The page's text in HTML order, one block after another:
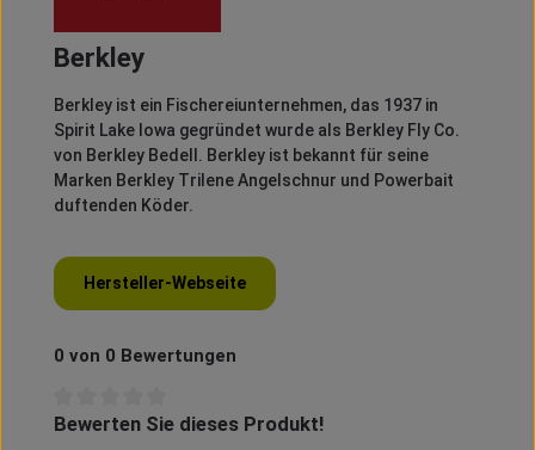
Berkley
Berkleyist ein Fischereiunternehmen, das 1937 in
Spirit Lake Iowa gegründet wurde als Berkley FlyCo.
von Berkley Bedell . Berkleyist bekannt für seine
Marken Berkley TrileneAngelschnur und Powerbait
duftenden Köder.
Hersteller-Webseite
0 von 0 Bewertungen
Durchschnittliche Bewertung von 0 von 5 Sternen
Bewerten Sie dieses Produkt!